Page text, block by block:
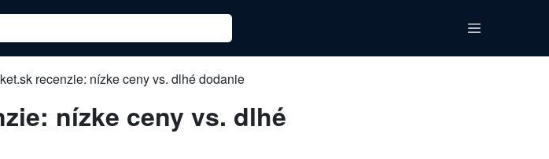
recenzie: nízke ceny vs. dlhé dodanie
nízke ceny vs. dlhé